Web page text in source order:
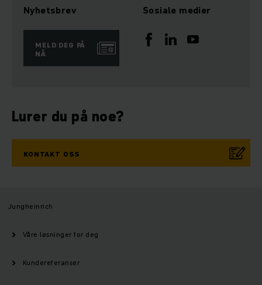
Nyhetsbrev
MELD DEG PÅ
NÅ
Sosiale medier
Lurer du på noe?
KONTAKT OSS
Jungheinrich
Våre løsninger for deg
Kundereferanser